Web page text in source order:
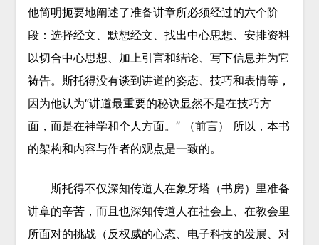
他简明扼要地阐述了准备讲章所必须经过的六个阶
段：选择经文、默想经文、找出中心思想、安排资料
以切合中心思想、加上引言和结论、写下信息并为它
祷告。斯托得没有谈到讲道的姿态、技巧和表情等，
因为他认为“讲道最重要的秘诀显然不是在技巧方
面，而是在神学和个人方面。” （前言） 所以，本书
的架构和内容与作者的观点是一致的。
斯托得不仅深知传道人在象牙塔（书房）里准备
讲章的辛苦，而且也深知传道人在社会上、在教会里
所面对的挑战（反权威的心态、电子科技的发展、对